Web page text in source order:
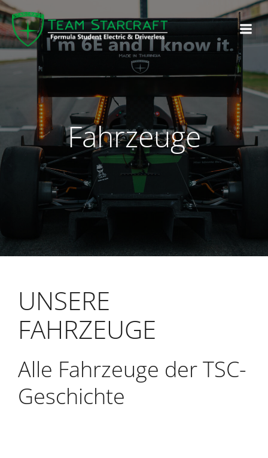
Fahrzeuge
UNSERE
FAHRZEUGE
Alle Fahrzeuge der TSC-
Geschichte